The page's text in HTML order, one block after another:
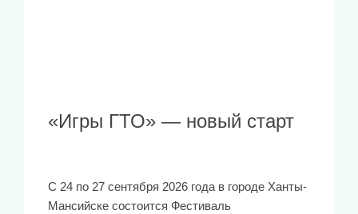
«Игры ГТО» — новый старт
С 24 по 27 сентября 2026 года в городе Ханты-
Мансийске состоится Фестиваль